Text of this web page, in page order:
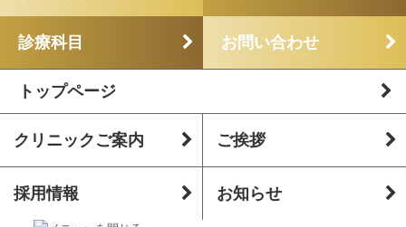
診療科目 お問い合わせ
トップページ
クリニックご案内 ご挨拶
採用情報 お知らせ